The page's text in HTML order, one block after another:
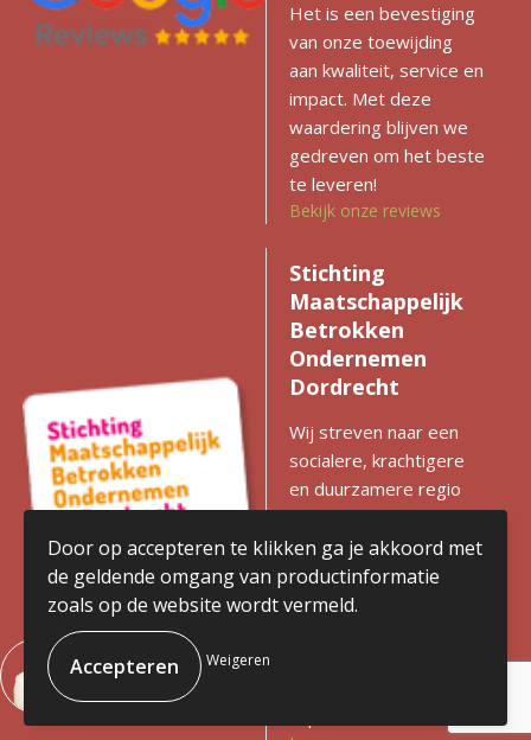
Het is een bevestiging
van onze toewijding
aan kwaliteit, service en
impact. Met deze
waardering blijven we
gedreven om het beste
te leveren!
Bekijk onze reviews
Stichting
Maatschappelijk
Betrokken
Ondernemen
Dordrecht
Wij streven naar een
socialere, krachtigere
en duurzamere regio
met gelijke kansen voor
iedereen. Zien we
kansen voor
verbetering? Dan
Door op accepteren te klikken ga je akkoord met
de geldende omgang van productinformatie
zoals op de website wordt vermeld.
Weigeren